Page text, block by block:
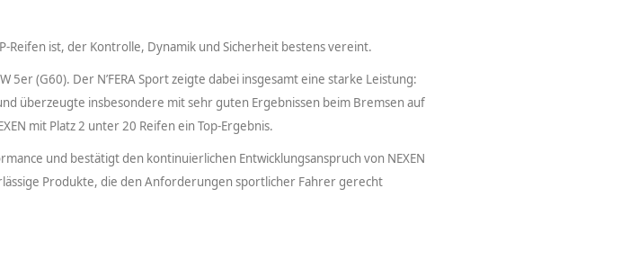
Reifen ist, der Kontrolle, Dynamik und Sicherheit bestens vereint.
(G60). Der N’FERA Sport zeigte dabei insgesamt eine starke Leistung:
überzeugte insbesondere mit sehr guten Ergebnissen beim Bremsen auf
mit Platz 2 unter 20 Reifen ein Top-Ergebnis.
und bestätigt den kontinuierlichen Entwicklungsanspruch von NEXEN
Produkte, die den Anforderungen sportlicher Fahrer gerecht